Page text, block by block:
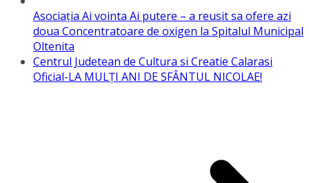
Asociația Ai vointa Ai putere – a reusit sa ofere azi
doua Concentratoare de oxigen la Spitalul Municipal
Oltenita
Centrul Judetean de Cultura si Creatie Calarasi
Oficial-LA MULȚI ANI DE SFÂNTUL NICOLAE!